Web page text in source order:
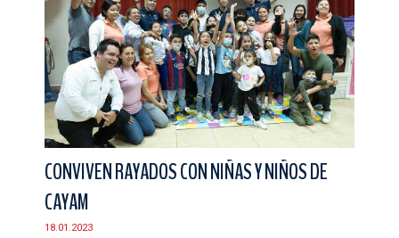
CONVIVEN RAYADOS CON NIÑAS Y NIÑOS DE
CAYAM
18.01.2023